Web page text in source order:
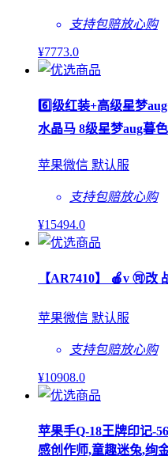
支持包赔放心购
¥7773.0
6️⃣级红装+高级星梦
水晶马 8级星梦aug暮
苹果微信 默认服
支持包赔放心购
¥15494.0
【AR7410】 🍎v 🉑
苹果微信 默认服
支持包赔放心购
¥10908.0
苹果手Q-18王牌印记-
感创作师,童趣迷兔,绚